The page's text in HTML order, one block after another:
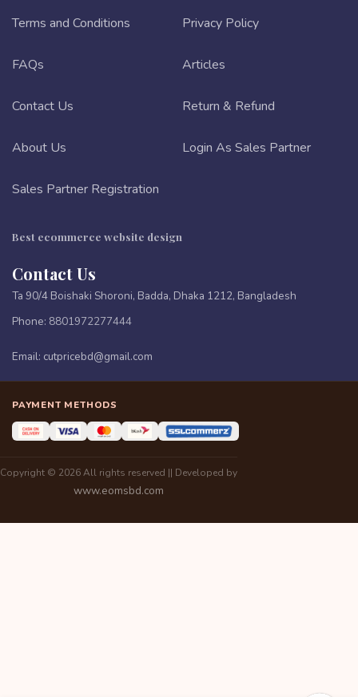
Terms and Conditions Privacy Policy
FAQs Articles
Contact Us Return & Refund
About Us Login As Sales Partner
Sales Partner Registration
Best ecommerce website design
Contact Us
Ta 90/4 Boishaki Shoroni, Badda, Dhaka 1212, Bangladesh
Phone: 8801972277444
Email: cutpricebd@gmail.com
PAYMENT METHODS
Copyright © 2026 All rights reserved || Developed by
www.eomsbd.com